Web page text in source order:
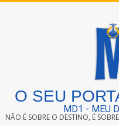
O SEU
MD1 - MEU
NÃO É SOBRE O DESTINO, É